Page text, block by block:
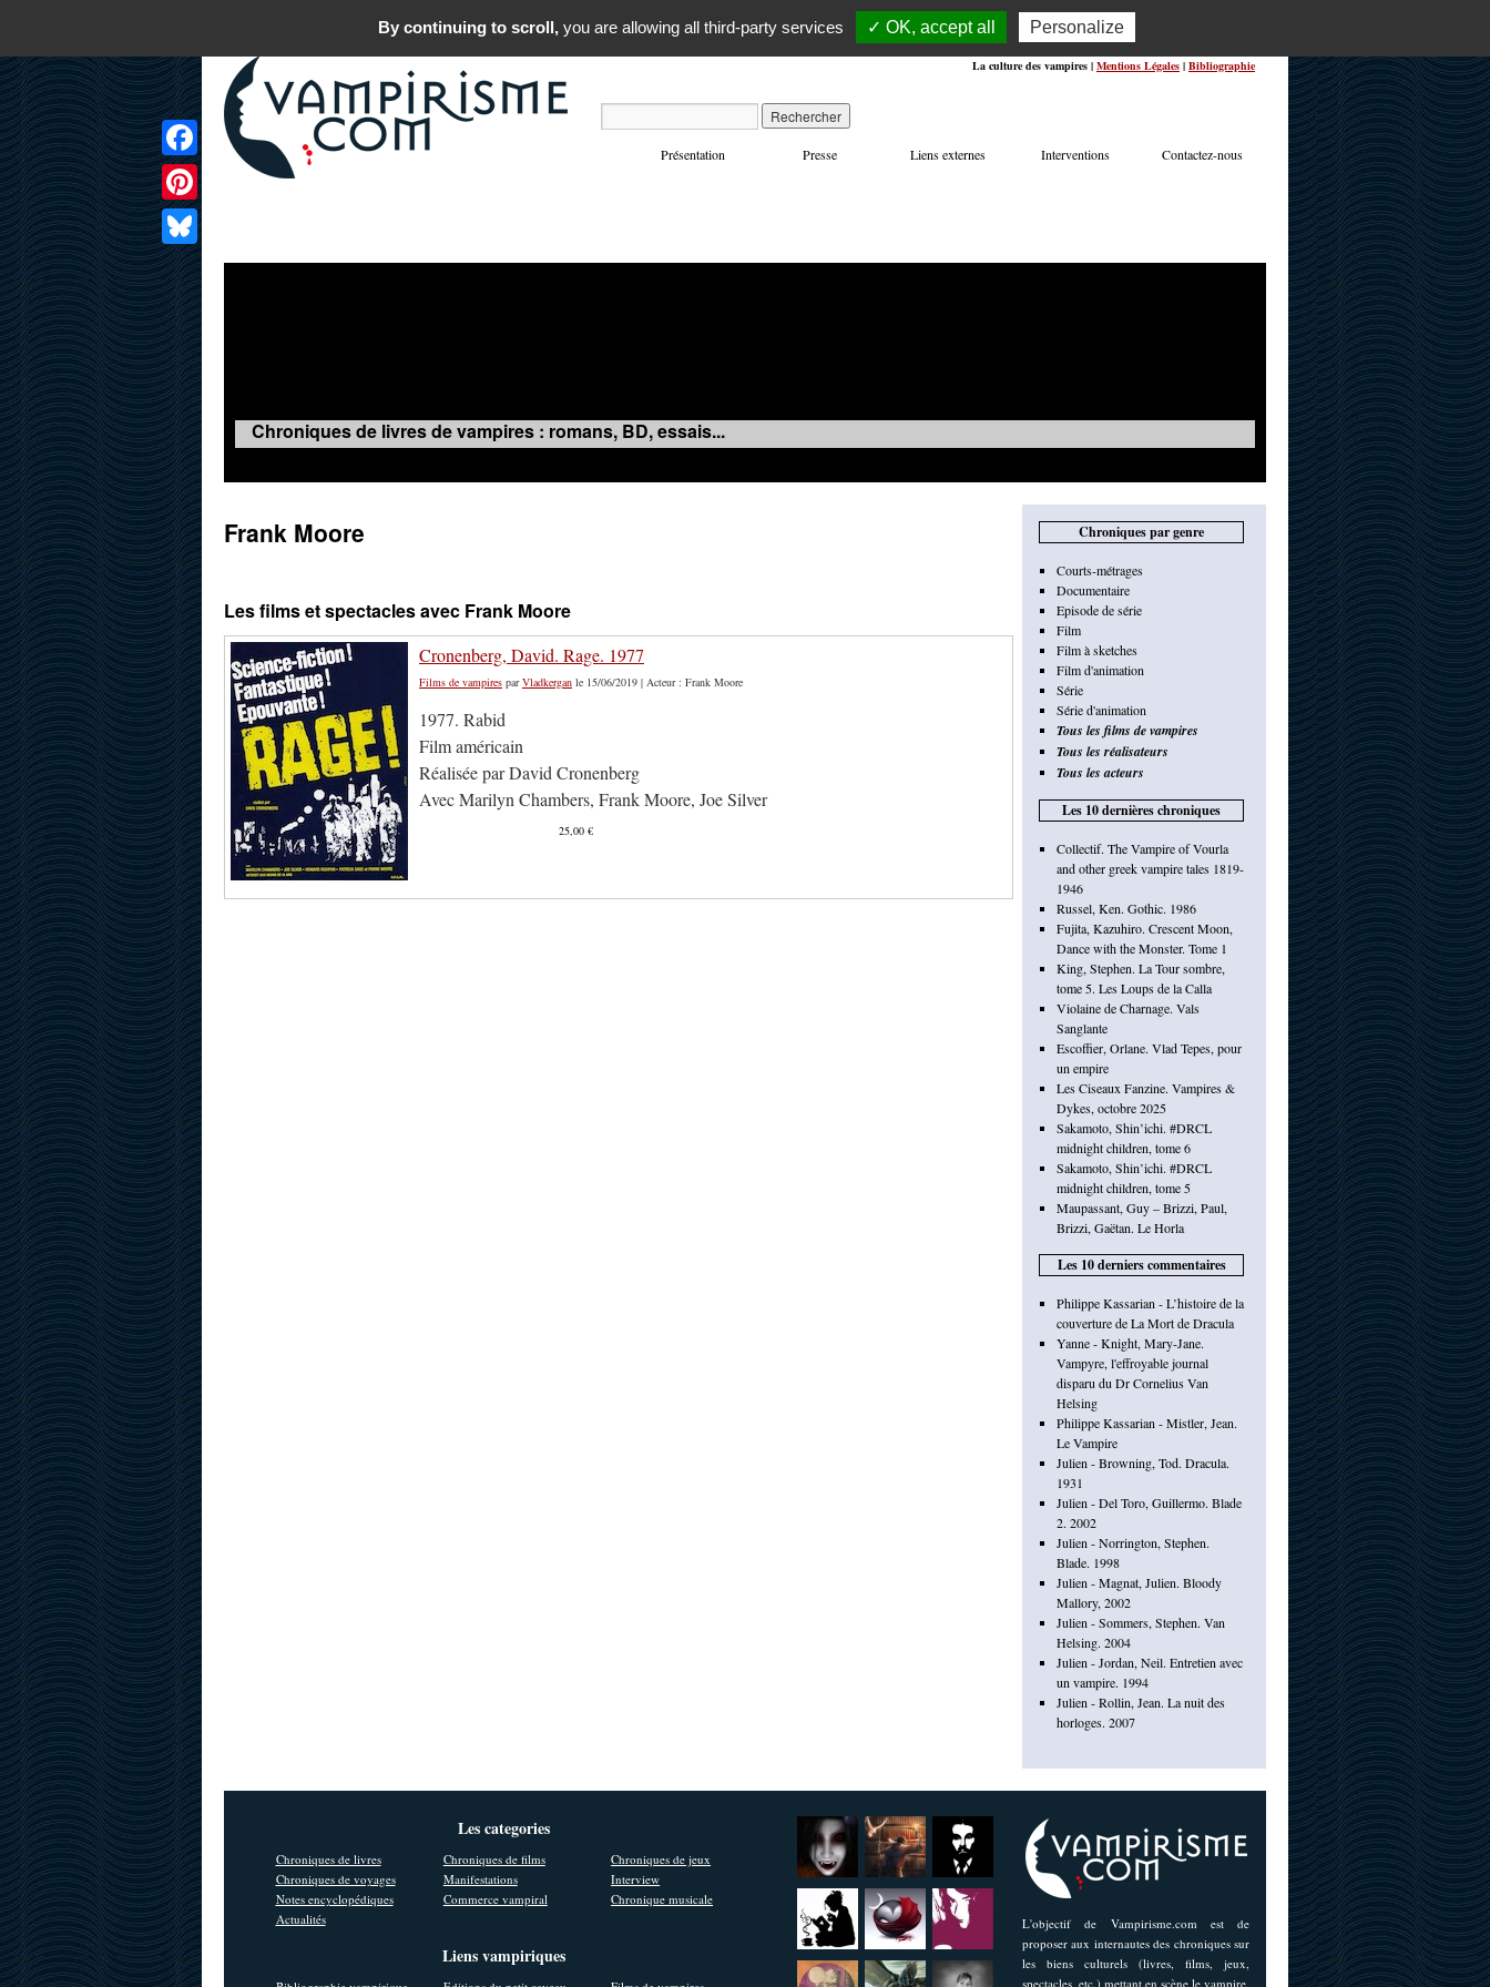
La culture des vampires | Mentions Légales | Bibliographie
Présentation Presse Liens externes Interventions Contactez-nous
Chroniques de livres de vampires : romans, BD, essais...
Frank Moore
Les films et spectacles avec Frank Moore
Cronenberg, David. Rage. 1977
Films de vampires parVladkergan le 15/06/2019 | Acteur : Frank Moore
1977. Rabid
Film américain
Réalisée par David Cronenberg
Avec Marilyn Chambers, Frank Moore, Joe Silver
25,00 €
Facebook
Pinterest
Bluesky
Chroniques par genre
Courts-métrages
Documentaire
Episode de série
Film
Film à sketches
Film d'animation
Série
Série d'animation
Tous les films de vampires
Tous les réalisateurs
Tous les acteurs
Les 10 dernières chroniques
Collectif. The Vampire of Vourla
and other greek vampire tales 1819-
1946
Russel, Ken. Gothic. 1986
Fujita, Kazuhiro. Crescent Moon,
Dance with the Monster. Tome 1
King, Stephen. La Tour sombre,
tome 5. Les Loups de la Calla
Violaine de Charnage. Vals
Sanglante
Escoffier, Orlane. Vlad Tepes, pour
un empire
Les Ciseaux Fanzine. Vampires &
Dykes, octobre 2025
Sakamoto, Shin’ichi. #DRCL
midnight children, tome 6
Sakamoto, Shin’ichi. #DRCL
midnight children, tome 5
Maupassant, Guy – Brizzi, Paul,
Brizzi, Gaëtan. Le Horla
Les 10 derniers commentaires
Philippe Kassarian - L’histoire de la
couverture de La Mort de Dracula
Yanne - Knight, Mary-Jane.
Vampyre, l'effroyable journal
disparu du Dr Cornelius Van
Helsing
Philippe Kassarian - Mistler, Jean.
Le Vampire
Julien - Browning, Tod. Dracula.
1931
Julien - Del Toro, Guillermo. Blade
2. 2002
Julien - Norrington, Stephen.
Blade. 1998
Julien - Magnat, Julien. Bloody
Mallory, 2002
Julien - Sommers, Stephen. Van
Helsing. 2004
Julien - Jordan, Neil. Entretien avec
un vampire. 1994
Julien - Rollin, Jean. La nuit des
horloges. 2007
L'objectif de Vampirisme.com est de
proposer aux internautes des chroniques sur
les biens culturels (livres, films, jeux,
spectacles, etc.) mettant en scène le vampire,
Les categories
Chroniques de livres Chroniques de films
Chroniques de jeux
Chroniques de voyages
Manifestations
Interview
Notes encyclopédiques
Commerce vampiral
Chronique musicale
Actualités
Liens vampiriques
By continuing to scroll,you are allowing all third-party services ✓ OK, accept all Personalize